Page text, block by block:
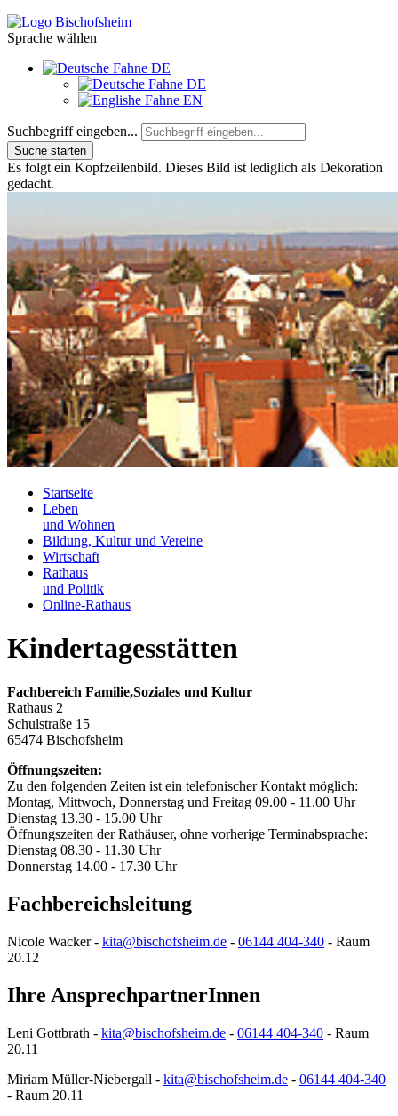
Sprache wählen
DE
DE
EN
Suchbegriff eingeben...
Suche starten
Es folgt ein Kopfzeilenbild. Dieses Bild ist lediglich als Dekoration
gedacht.
Startseite
Leben
und Wohnen
Bildung, Kultur und Vereine
Wirtschaft
Rathaus
und Politik
Online-Rathaus
Kindertagesstätten
Fachbereich Familie,Soziales und Kultur
Rathaus 2
Schulstraße 15
65474 Bischofsheim
Öffnungszeiten:
Zu den folgenden Zeiten ist ein telefonischer Kontakt möglich:
Montag, Mittwoch, Donnerstag und Freitag 09.00 - 11.00 Uhr
Dienstag 13.30 - 15.00 Uhr
Öffnungszeiten der Rathäuser, ohne vorherige Terminabsprache:
Dienstag 08.30 - 11.30 Uhr
Donnerstag 14.00 - 17.30 Uhr
Fachbereichsleitung
Nicole Wacker - kita@bischofsheim.de - 06144 404-340 - Raum
20.12
Ihre AnsprechpartnerInnen
Leni Gottbrath - kita@bischofsheim.de - 06144 404-340 - Raum
20.11
Miriam Müller-Niebergall - kita@bischofsheim.de - 06144 404-340
- Raum 20.11